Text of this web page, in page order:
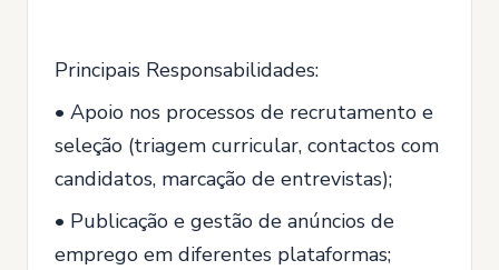
Principais Responsabilidades:
• Apoio nos processos de recrutamento e
seleção (triagem curricular, contactos com
candidatos, marcação de entrevistas);
• Publicação e gestão de anúncios de
emprego em diferentes plataformas;